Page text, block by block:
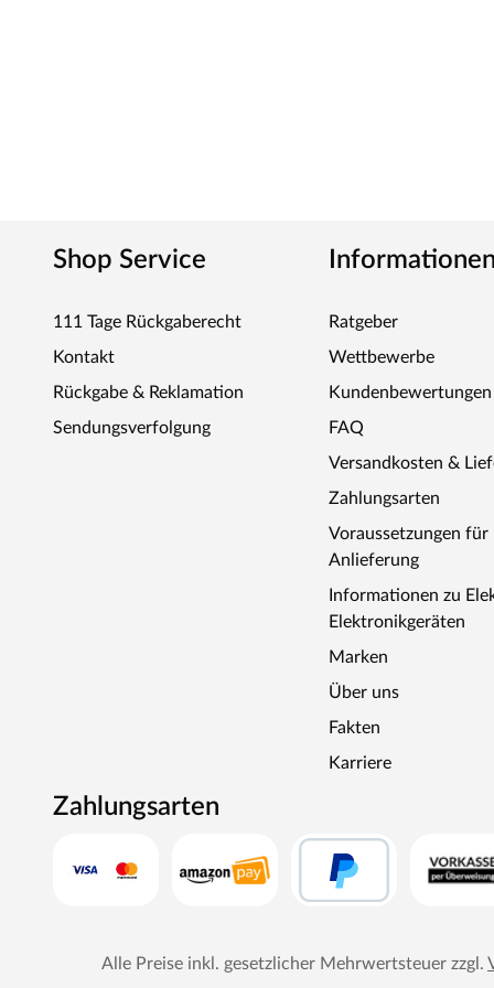
Shop Service
111 Tage Rückgaberecht
Kontakt
Rückgabe & Reklamation
Sendungsverfolgung
Informationen
Ratgeber
Wettbewerbe
Kundenbewertungen
FAQ
Versandkosten &
Zahlungsarten
Voraussetzungen für
Anlieferung
Informationen zu
Elektronikgeräten
Marken
Über uns
Fakten
Karriere
Zahlungsarten
Alle Preise inkl. gesetzlicher Mehrwertsteuer zzgl.